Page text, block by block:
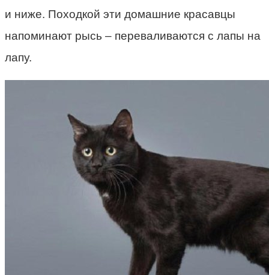
и ниже. Походкой эти домашние красавцы
напоминают рысь – переваливаются с лапы на
лапу.